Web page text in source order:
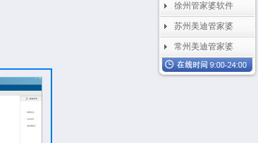
徐州管家婆软件
苏州美迪管家婆
常州美迪管家婆